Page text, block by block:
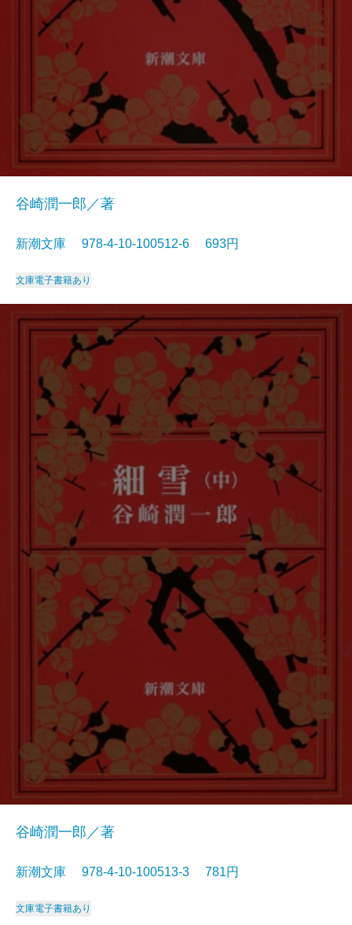
谷崎潤一郎／著
新潮文庫 978-4-10-100512-6 693円
文庫電子書籍あり
谷崎潤一郎／著
新潮文庫 978-4-10-100513-3 781円
文庫電子書籍あり